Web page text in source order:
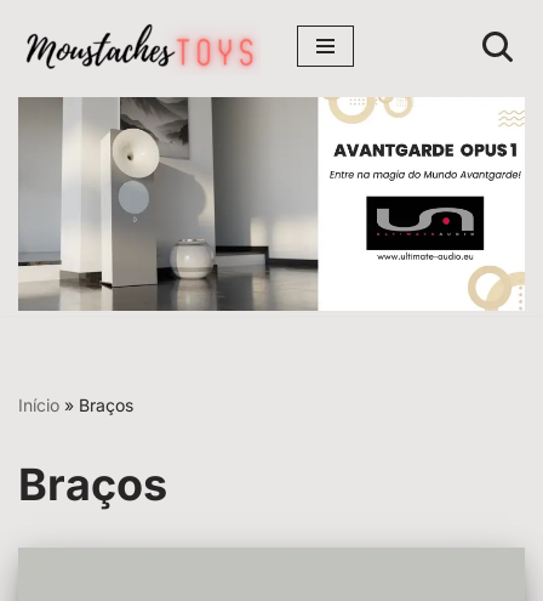
Avançar
para
conteúdo
Início » Braços
Braços